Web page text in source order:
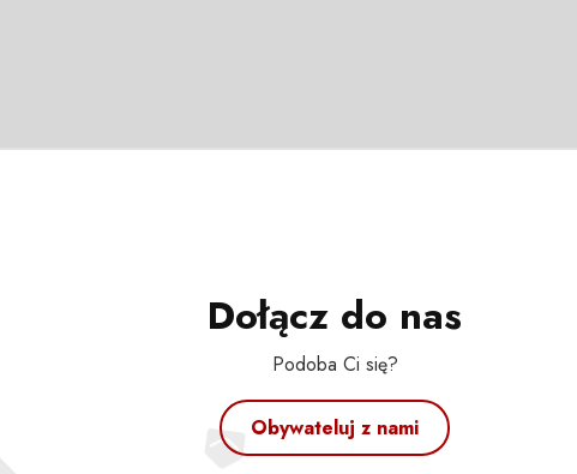
Dołącz do nas
Podoba Ci się?
Obywateluj z nami